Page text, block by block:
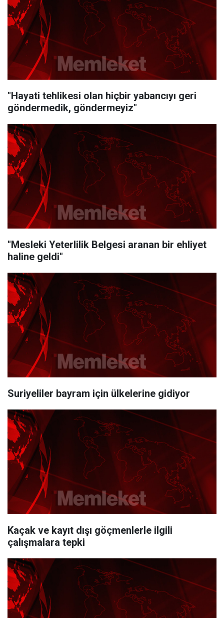
"Hayati tehlikesi olan hiçbir yabancıyı geri
göndermedik, göndermeyiz"
"Mesleki Yeterlilik Belgesi aranan bir ehliyet
haline geldi"
Suriyeliler bayram için ülkelerine gidiyor
Kaçak ve kayıt dışı göçmenlerle ilgili
çalışmalara tepki